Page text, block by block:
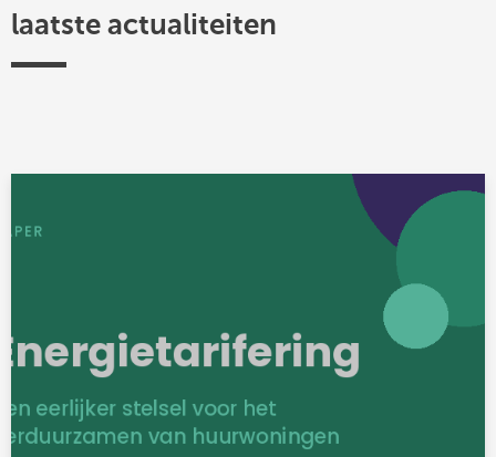
over ons
contact
laatste actualiteiten